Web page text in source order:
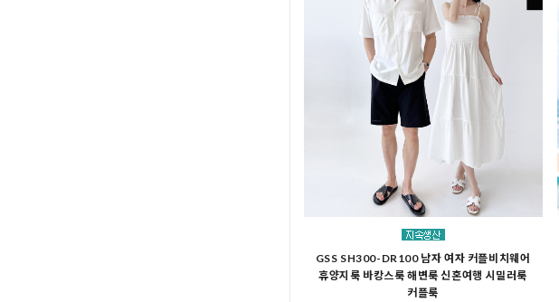
GSS SH300-DR100 남자 여자 커플비치웨어
휴양지룩 바캉스룩 해변룩 신혼여행 시밀러룩
커플룩